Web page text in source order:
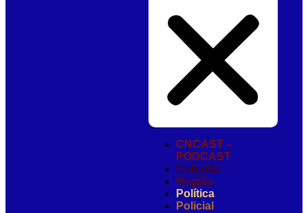
CNCAST –
PODCAST
Cubatão
Região
Política
Policial